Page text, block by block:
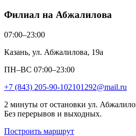
Филиал на Абжалилова
07:00–23:00
Казань, ул. Абжалилова, 19а
ПН–ВС 07:00–23:00
+7 (843) 205-90-102101292@mail.ru
2 минуты от остановки ул.
Без перерывов и выходных.
Построить маршрут